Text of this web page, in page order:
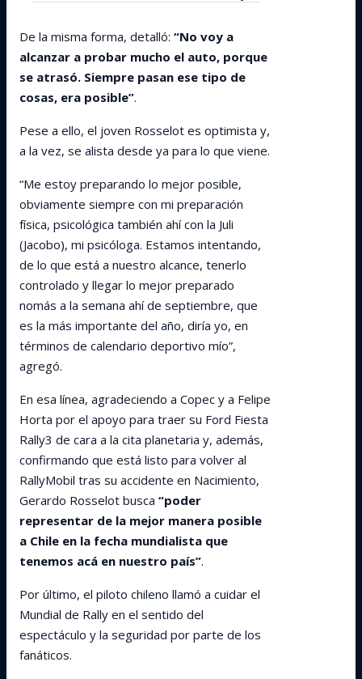
De la misma forma, detalló: “No voy a
alcanzar a probar mucho el auto, porque
se atrasó. Siempre pasan ese tipo de
cosas, era posible”.
Pese a ello, el joven Rosselot es optimista y,
a la vez, se alista desde ya para lo que viene.
“Me estoy preparando lo mejor posible,
obviamente siempre con mi preparación
física, psicológica también ahí con la Juli
(Jacobo), mi psicóloga. Estamos intentando,
de lo que está a nuestro alcance, tenerlo
controlado y llegar lo mejor preparado
nomás a la semana ahí de septiembre, que
es la más importante del año, diría yo, en
términos de calendario deportivo mío”,
agregó.
En esa línea, agradeciendo a Copec y a Felipe
Horta por el apoyo para traer su Ford Fiesta
Rally3 de cara a la cita planetaria y, además,
confirmando que está listo para volver al
RallyMobil tras su accidente en Nacimiento,
Gerardo Rosselot busca “poder
representar de la mejor manera posible
a Chile en la fecha mundialista que
tenemos acá en nuestro país”.
Por último, el piloto chileno llamó a cuidar el
Mundial de Rally en el sentido del
espectáculo y la seguridad por parte de los
fanáticos.